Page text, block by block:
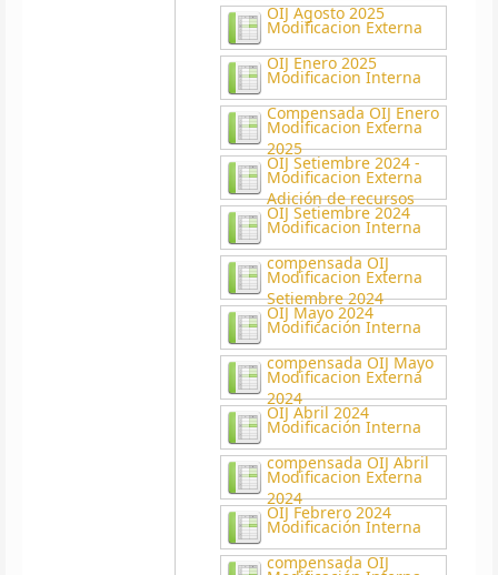
OIJ Agosto 2025
Modificacion Externa
OIJ Enero 2025
Modificacion Interna
Compensada OIJ Enero
2025
Modificacion Externa
OIJ Setiembre 2024 -
Adición de recursos
Modificacion Externa
OIJ Setiembre 2024
Modificacion Interna
compensada OIJ
Setiembre 2024
Modificacion Externa
OIJ Mayo 2024
Modificación Interna
compensada OIJ Mayo
2024
Modificacion Externa
OIJ Abril 2024
Modificación Interna
compensada OIJ Abril
2024
Modificacion Externa
OIJ Febrero 2024
Modificación Interna
compensada OIJ